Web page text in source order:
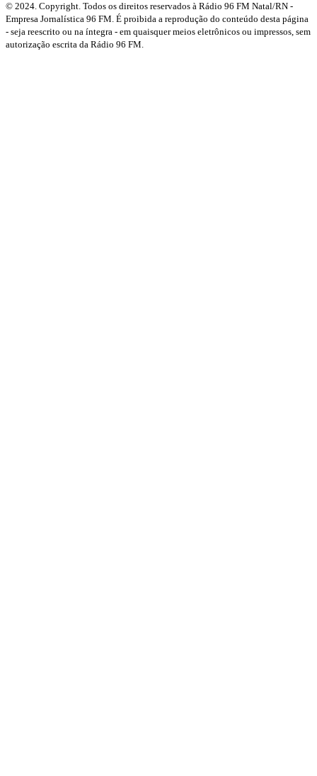
© 2024. Copyright. Todos os direitos reservados à Rádio 96 FM Natal/RN -
Empresa Jornalística 96 FM. É proibida a reprodução do conteúdo desta página
- seja reescrito ou na íntegra - em quaisquer meios eletrônicos ou impressos, sem
autorização escrita da Rádio 96 FM.